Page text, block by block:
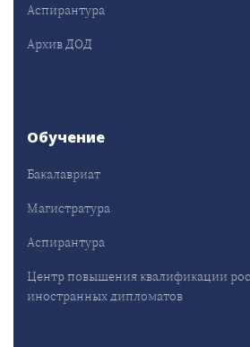
Аспирантура
Архив ДОД
Обучение
Бакалавриат
Магистратура
Аспирантура
Центр повышения квалификации
иностранных дипломатов